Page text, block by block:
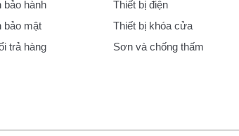
bảo hành
bảo mật
trả hàng
Thiết bị điện
Thiết bị khóa cửa
Sơn và chống thấm